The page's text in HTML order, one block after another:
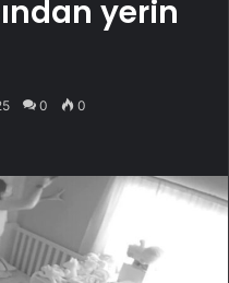
yerin
0 0